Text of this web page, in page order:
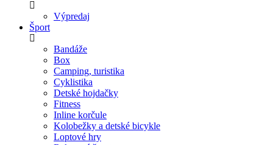
Výpredaj
Šport
Bandáže
Box
Camping, turistika
Cyklistika
Detské hojdačky
Fitness
Inline korčule
Kolobežky a detské bicykle
Loptové hry